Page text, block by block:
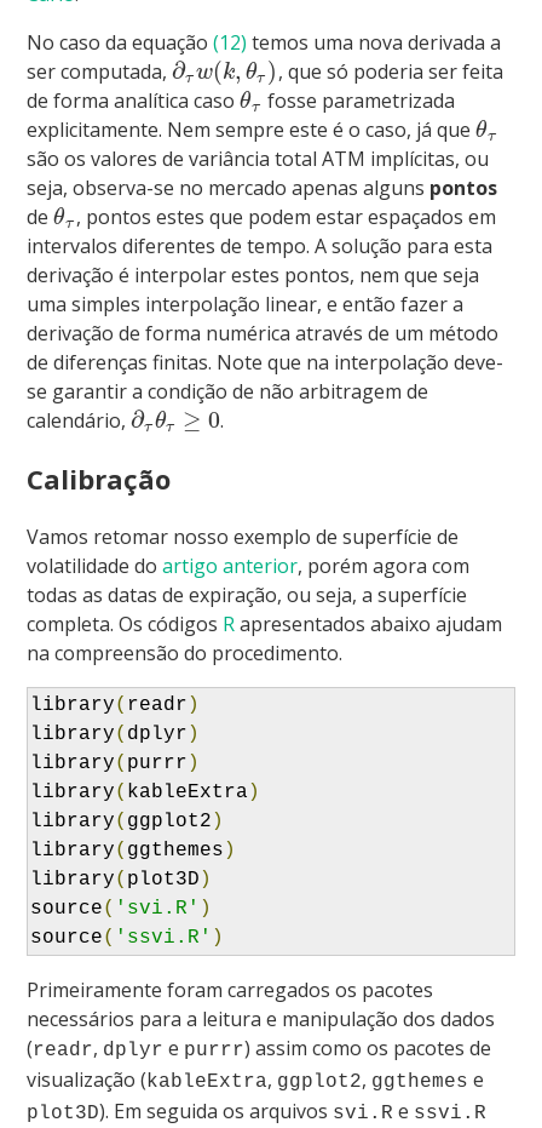
No caso da equação(12) temos uma nova derivada a
ser computada,∂τ w(k, θτ ), que só poderia ser feita
de forma analítica casoθτ fosse parametrizada
explicitamente. Nem sempre este é o caso, já queθτ
são os valores de variância total ATM implícitas, ou
seja, observa-se no mercado apenas alguns pontos
deθτ , pontos estes que podem estar espaçados em
intervalos diferentes de tempo. A solução para esta
derivação é interpolar estes pontos, nem que seja
uma simples interpolação linear, e então fazer a
derivação de forma numérica através de um método
de diferenças finitas. Note que na interpolação deve-
se garantir a condição de não arbitragem de
calendário,∂τ θτ ≥ 0.
Calibração
Vamos retomar nosso exemplo de superfície de
volatilidade doartigo anterior, porém agora com
todas as datas de expiração, ou seja, a superfície
completa. Os códigos Rapresentados abaixo ajudam
na compreensão do procedimento.
library( readr )
library( dplyr )
library( purrr )
library( kableExtra )
library( ggplot2 )
library( ggthemes )
library( plot3D )
source( 'svi.R' )
source( 'ssvi.R' )
Primeiramente foram carregados os pacotes
necessários para a leitura e manipulação dos dados
(readr, dplyr e purrr) assim como os pacotes de
visualização (kableExtra, ggplot2, ggthemes e
plot3D). Em seguida os arquivos svi.R e ssvi.R